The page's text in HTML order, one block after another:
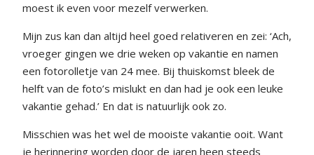
moest ik even voor mezelf verwerken.
Mijn zus kan dan altijd heel goed relativeren en zei: ‘Ach,
vroeger gingen we drie weken op vakantie en namen
een fotorolletje van 24 mee. Bij thuiskomst bleek de
helft van de foto’s mislukt en dan had je ook een leuke
vakantie gehad.’ En dat is natuurlijk ook zo.
Misschien was het wel de mooiste vakantie ooit. Want
je herinnering worden door de jaren heen steeds